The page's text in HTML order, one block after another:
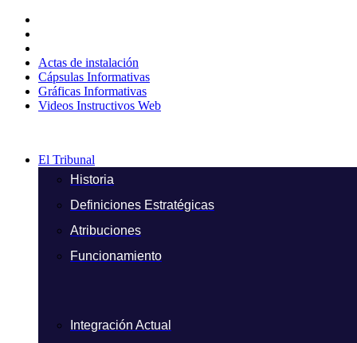
contenido
Actas de instalación
Cápsulas Informativas
Gráficas Informativas
Videos Instructivos Web
El Tribunal
Historia
Definiciones Estratégicas
Atribuciones
Funcionamiento
Integración Actual